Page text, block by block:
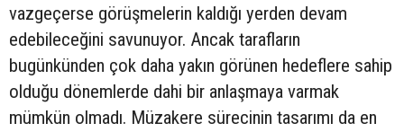
vazgeçerse görüşmelerin kaldığı yerden devam
edebileceğini savunuyor. Ancak tarafların
bugünkünden çok daha yakın görünen hedeflere sahip
olduğu dönemlerde dahi bir anlaşmaya varmak
mümkün olmadı. Müzakere sürecinin tasarımı da en